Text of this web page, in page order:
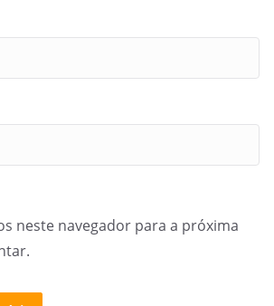
neste navegador para a próxima